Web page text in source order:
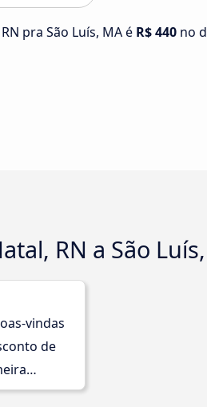
pra São Luís, MA é R$ 440 no
RN a São
vindas
de